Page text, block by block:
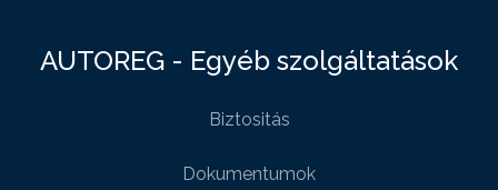
AUTOREG - Egyéb szolgáltatások
Biztositás
Dokumentumok